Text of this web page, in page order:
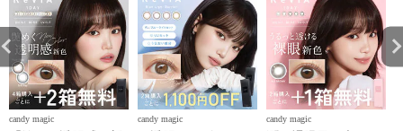
candy magic candy magic candy magic